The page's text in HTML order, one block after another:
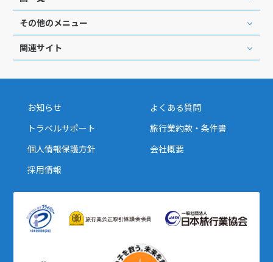
その他のメニュー
関連サイト
お知らせ
よくある質問
トラベルサポート
旅行業約款・条件書
個人情報保護方針
会社概要
採用情報